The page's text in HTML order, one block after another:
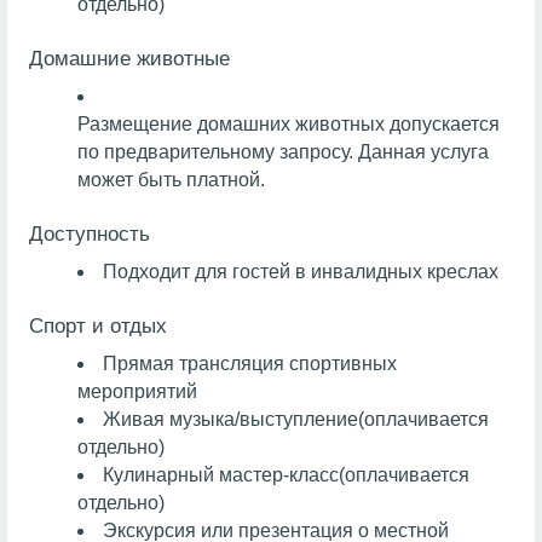
отдельно)
Домашние животные
Размещение домашних животных допускается
по предварительному запросу. Данная услуга
может быть платной.
Доступность
Подходит для гостей в инвалидных креслах
Спорт и отдых
Прямая трансляция спортивных
мероприятий
Живая музыка/выступление(оплачивается
отдельно)
Кулинарный мастер-класс(оплачивается
отдельно)
Экскурсия или презентация о местной